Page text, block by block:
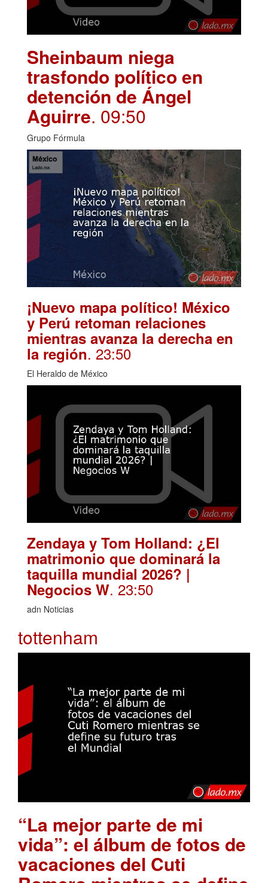
Sheinbaum niega
trasfondo político en
detención de Ángel
Aguirre. 09:50
Grupo Fórmula
¡Nuevo mapa político! México
y Perú retoman relaciones
mientras avanza la derecha en
la región. 23:50
El Heraldo de México
Zendaya y Tom Holland: ¿El
matrimonio que dominará la
taquilla mundial 2026? |
Negocios W. 23:50
adn Noticias
tottenham
“La mejor parte de mi
vida”: el álbum de fotos de
vacaciones del Cuti